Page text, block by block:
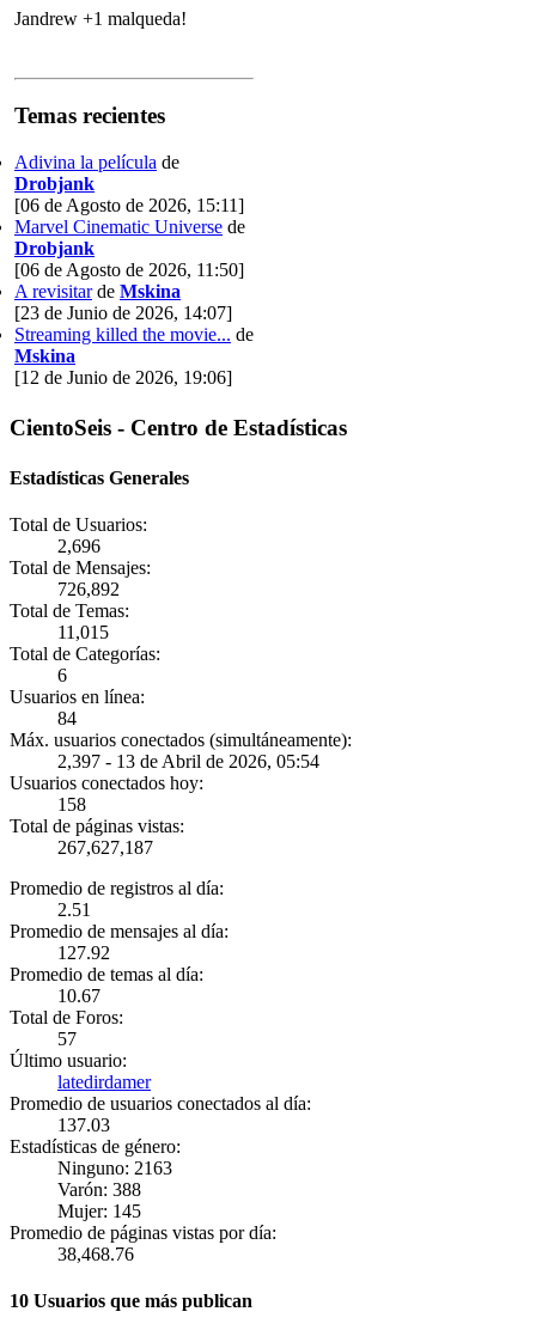
Jandrew +1 malqueda!
Temas recientes
Adivina la película de
Drobjank
[06 de Agosto de 2026, 15:11]
Marvel Cinematic Universe de
Drobjank
[06 de Agosto de 2026, 11:50]
A revisitarde Mskina
[23 de Junio de 2026, 14:07]
Streaming killed the movie... de
Mskina
[12 de Junio de 2026, 19:06]
CientoSeis - Centro de Estadísticas
Estadísticas Generales
Total de Usuarios:
2,696
Total de Mensajes:
726,892
Total de Temas:
11,015
Total de Categorías:
6
Usuarios en línea:
84
Máx. usuarios conectados (simultáneamente):
2,397 - 13 de Abril de 2026, 05:54
Usuarios conectados hoy:
158
Total de páginas vistas:
267,627,187
Promedio de registros al día:
2.51
Promedio de mensajes al día:
127.92
Promedio de temas al día:
10.67
Total de Foros:
57
Último usuario:
latedirdamer
Promedio de usuarios conectados al día:
137.03
Estadísticas de género:
Ninguno: 2163
Varón: 388
Mujer: 145
Promedio de páginas vistas por día:
38,468.76
10 Usuarios que más publican